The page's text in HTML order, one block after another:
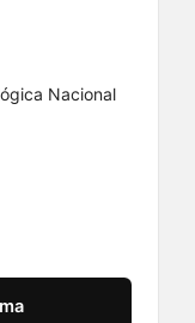
Nacional